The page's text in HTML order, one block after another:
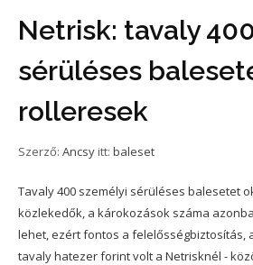
Netrisk: tavaly
sérüléses
rolleresek
Szerző: Ancsy itt: baleset
Tavaly 400 személyi sérüléses balesetet
közlekedők, a károkozások száma
lehet, ezért fontos a felelősségbiztosítás,
tavaly hatezer forint volt a Netrisknél -